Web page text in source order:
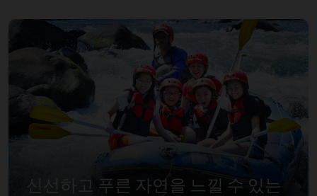
신선하고 푸른 자연을 느낄 수 있는